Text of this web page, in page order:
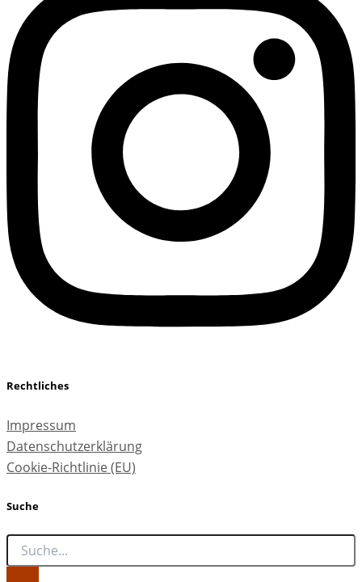
Rechtliches
Impressum
Datenschutzerklärung
Cookie-Richtlinie (EU)
Suche